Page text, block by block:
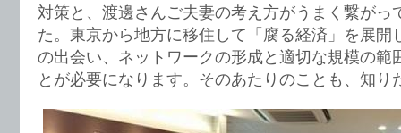
対策と、渡邊さんご夫妻の考え方がうまく繋がっ
た。東京から地方に移住して「腐る経済」を展開
の出会い、ネットワークの形成と適切な規模の
とが必要になります。そのあたりのことも、知り